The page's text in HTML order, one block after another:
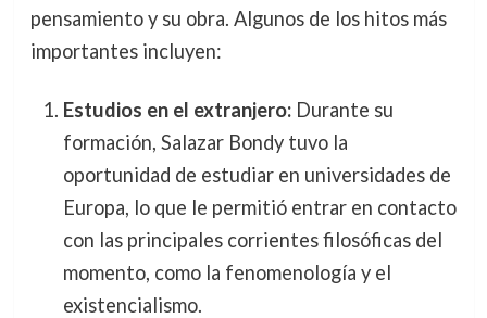
pensamiento y su obra. Algunos de los hitos más
importantes incluyen:
Estudios en el extranjero:Durante su
formación, Salazar Bondy tuvo la
oportunidad de estudiar en universidades de
Europa, lo que le permitió entrar en contacto
con las principales corrientes filosóficas del
momento, como la fenomenología y el
existencialismo.